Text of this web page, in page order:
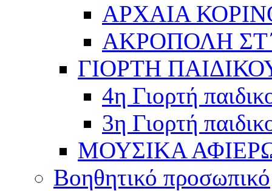
ΑΡΧΑΙΑ
ΑΚΡΟΠΟΛΗ
ΓΙΟΡΤΗ
4η Γιορτή
3η Γιορτή
ΜΟΥΣΙΚΑ
Βοηθητικό προσωπικό